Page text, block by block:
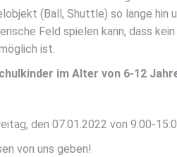
(Ball, Shuttle) so lange hin
Feld spielen kann, dass kein
ist.
im Alter von 6-12
den 07.01.2022 von 9:00-
von uns geben!